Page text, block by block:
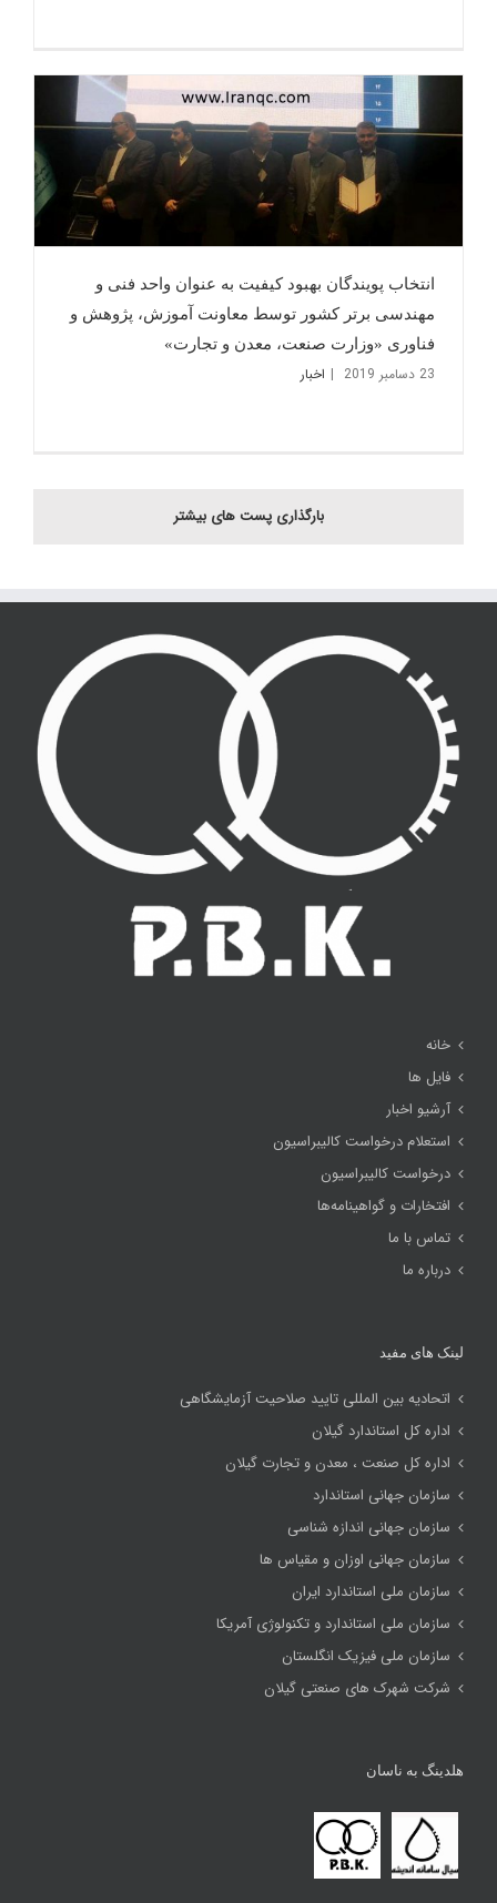
انتخاب پویندگان بهبود کیفیت به عنوان واحد فنی و
مهندسی برتر کشور توسط معاونت آموزش، پژوهش و
فناوری «وزارت صنعت، معدن و تجارت»
23 دسامبر 2019 | اخبار
بارگذاری پست های بیشتر
خانه
فایل ها
آرشیو اخبار
استعلام درخواست کالیبراسیون
درخواست کالیبراسیون
افتخارات و گواهینامه‌ها
تماس با ما
درباره ما
لینک های مفید
اتحادیه بین المللی تایید صلاحیت آزمایشگاهی
اداره کل استاندارد گیلان
اداره کل صنعت ، معدن و تجارت گیلان
سازمان جهانی استاندارد
سازمان جهانی اندازه شناسی
سازمان جهانی اوزان و مقیاس ها
سازمان ملی استاندارد ایران
سازمان ملی استاندارد و تکنولوژی آمریکا
سازمان ملی فیزیک انگلستان
شرکت شهرک های صنعتی گیلان
هلدینگ به ناسان